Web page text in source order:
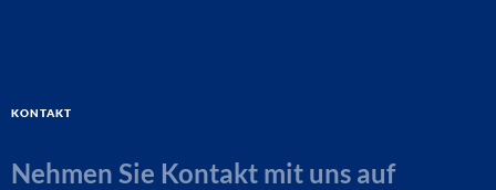
Kontakt
Nehmen Sie Kontakt mit uns auf